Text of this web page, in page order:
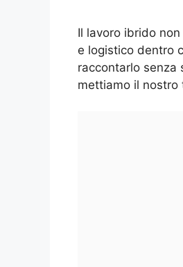
Il lavoro ibrido
e logistico dentro
raccontarlo senza
mettiamo il nostro